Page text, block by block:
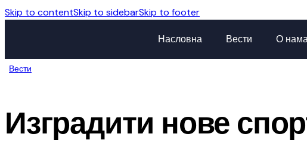
Skip to contentSkip to sidebarSkip to footer
Насловна Вести О
Вести
Изградити нове